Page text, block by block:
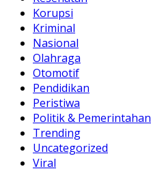
Korupsi
Kriminal
Nasional
Olahraga
Otomotif
Pendidikan
Peristiwa
Politik & Pemerintahan
Trending
Uncategorized
Viral